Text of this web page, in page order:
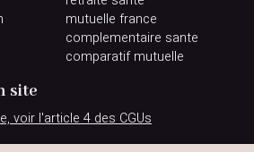
mutuelle france
complementaire sante
comparatif mutuelle
site
voir l'article 4 des CGUs